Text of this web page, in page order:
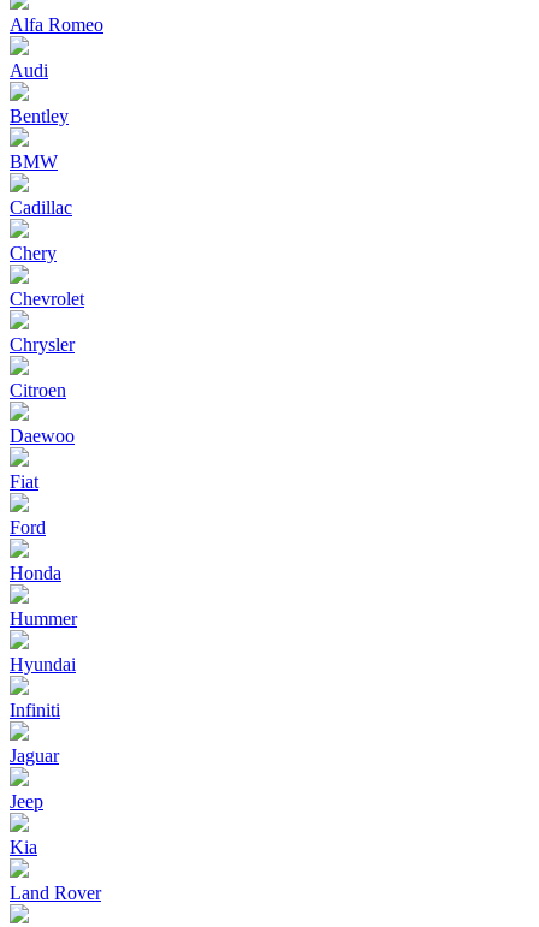
Alfa Romeo
Audi
Bentley
BMW
Cadillac
Chery
Chevrolet
Chrysler
Citroen
Daewoo
Fiat
Ford
Honda
Hummer
Hyundai
Infiniti
Jaguar
Jeep
Kia
Land Rover